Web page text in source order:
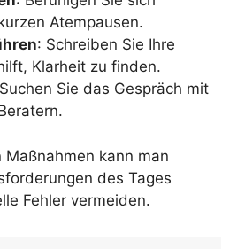
Atempausen.
: Schreiben Sie Ihre
Klarheit zu finden.
Sie das Gespräch mit
kann man
des Tages
Fehler vermeiden.